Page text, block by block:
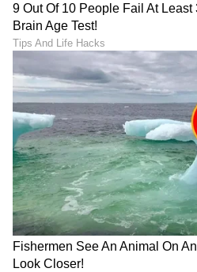
ABOUT THE AUTHOR
SD Suchethana D
Suchetana ಮಲೆನಾಡಿನ
ಒಲಿದದ್ದು ಪತ್ರಿಕೋದ್ಯಮ, ಪ್ರಜಾವಾಣಿಯಲ್ಲಿ 15 ವರ್ಷಗಳ
ಅನುಭವ. ಇದರಲ್ಲಿ 10 ವರ್ಷ
ಮತ್ತು ಮಹಿಳಾ ಸಂವೇದನೆಗೆ
ಮಾಧ್ಯಮ ಅಕಾಡೆಮಿ, ಮುಂಬೈನ
ಕರ್ಣ ಧಾರಾವಾಹಿ